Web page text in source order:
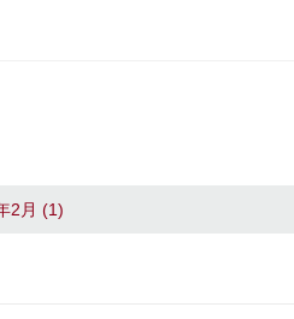
2月 (1)